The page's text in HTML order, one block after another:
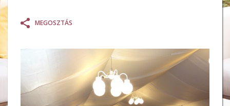
MEGOSZTÁS